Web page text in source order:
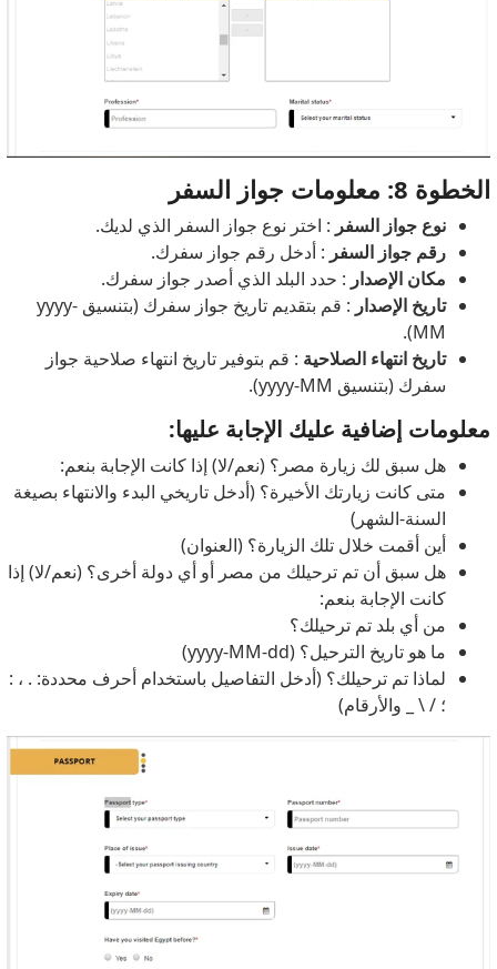
الخطوة 8: معلومات جواز السفر
نوع جواز السفر : اختر نوع جواز السفر الذي لديك.
رقم جواز السفر : أدخل رقم جواز سفرك.
مكان الإصدار : حدد البلد الذي أصدر جواز سفرك.
تاريخ الإصدار
: قم بتقديم تاريخ جواز سفرك (بتنسيق yyyy-
MM).
تاريخ انتهاء الصلاحية : قم بتوفير تاريخ انتهاء صلاحية جواز
سفرك (بتنسيق yyyy-MM).
معلومات إضافية عليك الإجابة عليها:
هل سبق لك زيارة مصر؟ (نعم/لا) إذا كانت الإجابة بنعم:
متى كانت زيارتك الأخيرة؟ (أدخل تاريخي البدء والانتهاء بصيغة
السنة-الشهر)
أين أقمت خلال تلك الزيارة؟ (العنوان)
هل سبق أن تم ترحيلك من مصر أو أي دولة أخرى؟ (نعم/لا) إذا
كانت الإجابة بنعم:
من أي بلد تم ترحيلك؟
ما هو تاريخ الترحيل؟ (yyyy-MM-dd)
لماذا تم ترحيلك؟ (أدخل التفاصيل باستخدام أحرف محددة: . ، :
؛ / \ _ والأرقام)